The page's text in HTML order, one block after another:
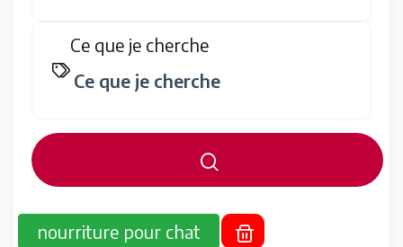
Ce que je cherche
nourriture pour chat